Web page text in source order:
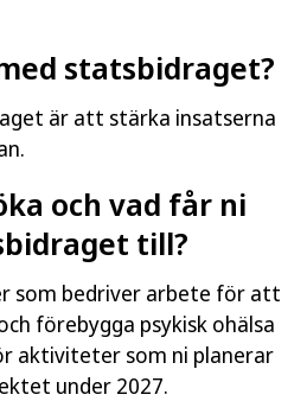
statsbidraget?
är att stärka insatserna
och vad får ni
till?
som bedriver arbete för att
förebygga psykisk ohälsa
aktiviteter som ni planerar
under 2027.